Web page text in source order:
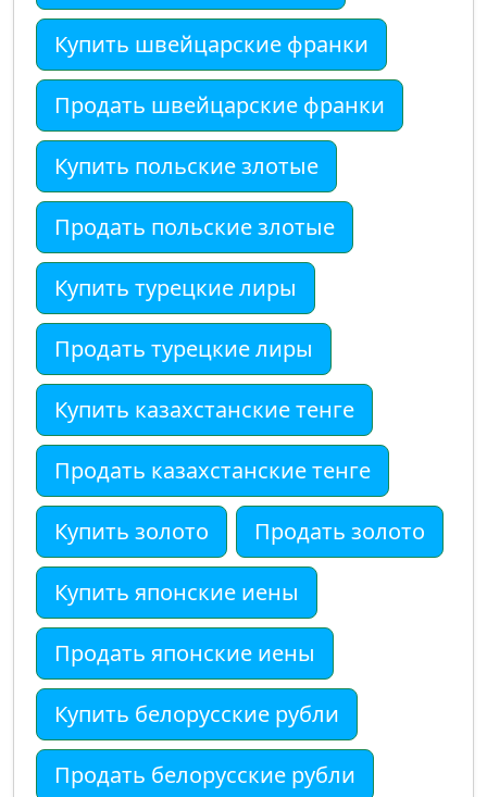
Купить швейцарские франки
Продать швейцарские франки
Купить польские злотые
Продать польские злотые
Купить турецкие лиры
Продать турецкие лиры
Купить казахстанские тенге
Продать казахстанские тенге
Купить золото Продать золото
Купить японские иены
Продать японские иены
Купить белорусские рубли
Продать белорусские рубли